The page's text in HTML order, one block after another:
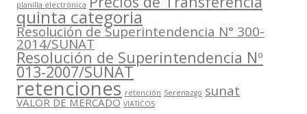
planilla electrónica
quinta categoria
Resolución de Superintendencia N° 300-
2014/SUNAT
Resolución de Superintendencia Nº
013-2007/SUNAT
retenciones retención Serenazgo sunat
VALOR DE MERCADO VIATICOS